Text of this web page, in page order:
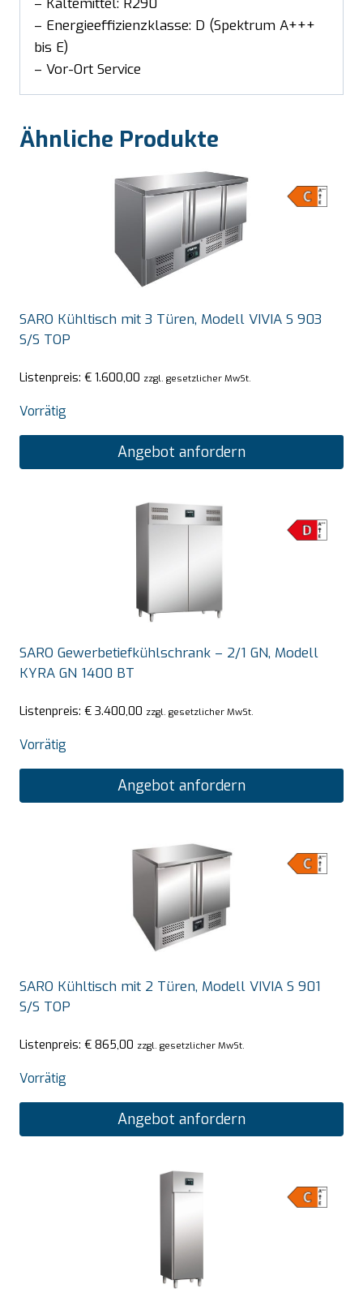
– Kältemittel: R290
– Energieeffizienzklasse: D (Spektrum A+++
bis E)
– Vor-Ort Service
Ähnliche Produkte
SARO Kühltisch mit 3 Türen, Modell VIVIA S 903
S/S TOP
Listenpreis: € 1.600,00 zzgl. gesetzlicher MwSt.
Vorrätig
Angebot anfordern
SARO Gewerbetiefkühlschrank – 2/1 GN, Modell
KYRA GN 1400 BT
Listenpreis: € 3.400,00 zzgl. gesetzlicher MwSt.
Vorrätig
Angebot anfordern
SARO Kühltisch mit 2 Türen, Modell VIVIA S 901
S/S TOP
Listenpreis: € 865,00 zzgl. gesetzlicher MwSt.
Vorrätig
Angebot anfordern